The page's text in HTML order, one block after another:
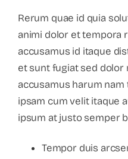
Rerum quae id quia
animi dolor et tempora
accusamus id itaque
et sunt fugiat sed dolor
accusamus harum
ipsam cum velit itaque
ipsum at justo semper
Tempor duis